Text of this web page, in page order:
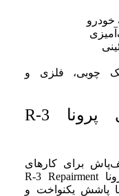
خودرو
چوبی، فلزی و
خرید پیستوله بادی پرونا R-3
برای کارهای
ترمیمی و سایه‌زنی هستید، پرونا R‑3 Repairment
پاشش یکنواخت و